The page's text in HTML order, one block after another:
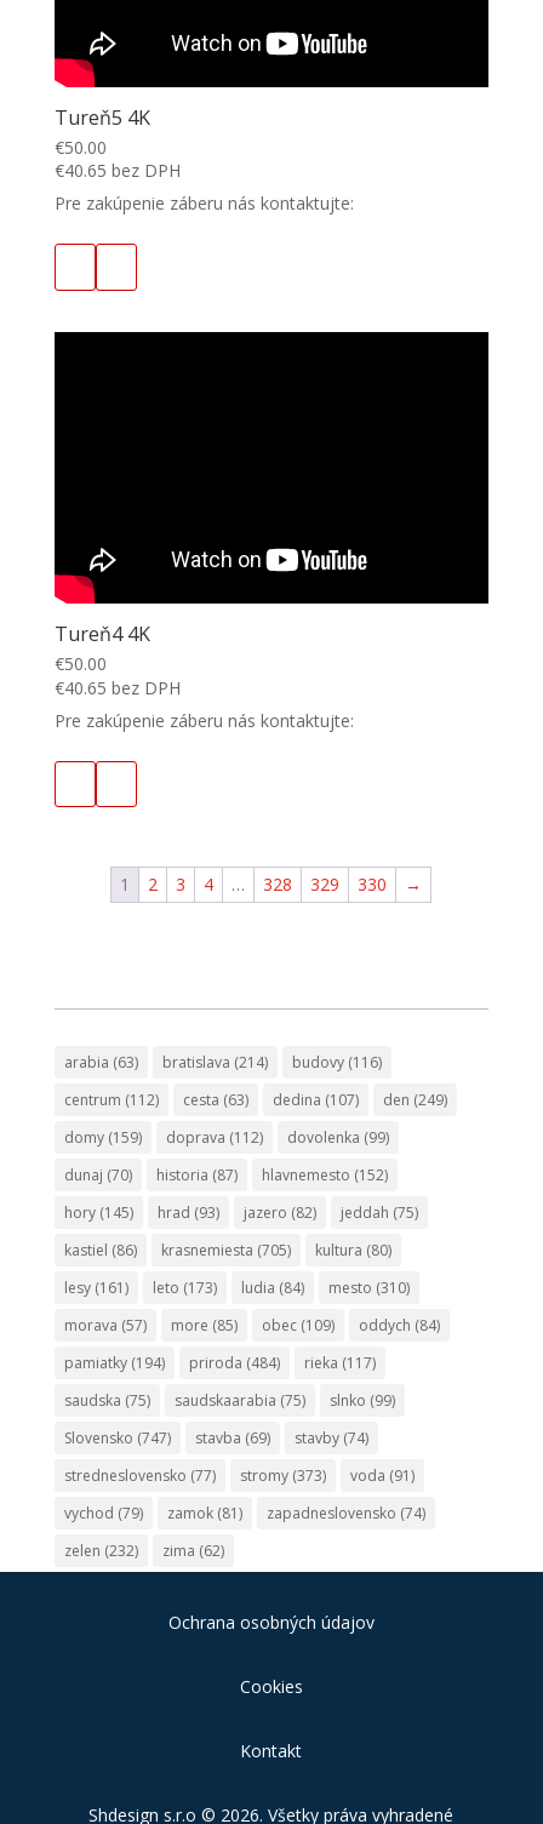
Tureň5 4K
€50.00
€40.65 bez DPH
Pre zakúpenie záberu nás kontaktujte:
Tureň4 4K
€50.00
€40.65 bez DPH
Pre zakúpenie záberu nás kontaktujte:
1 2 3 4 … 328 329 330 →
arabia (63) bratislava (214) budovy(116)
centrum (112) cesta (63) dedina (107) den (249)
domy(159) doprava (112) dovolenka (99)
dunaj (70) historia (87) hlavnemesto (152)
hory(145) hrad (93) jazero (82) jeddah (75)
kastiel (86) krasnemiesta (705) kultura (80)
lesy(161) leto (173) ludia (84) mesto (310)
morava (57) more (85) obec(109) oddych (84)
pamiatky(194) priroda (484) rieka (117)
saudska (75) saudskaarabia (75) slnko (99)
Slovensko (747) stavba (69) stavby(74)
stredneslovensko (77) stromy(373) voda (91)
vychod (79) zamok(81) zapadneslovensko (74)
zelen (232) zima (62)
Ochrana osobných údajov
Cookies
Kontakt
Shdesign s.r.o © 2026. Všetky práva vyhradené